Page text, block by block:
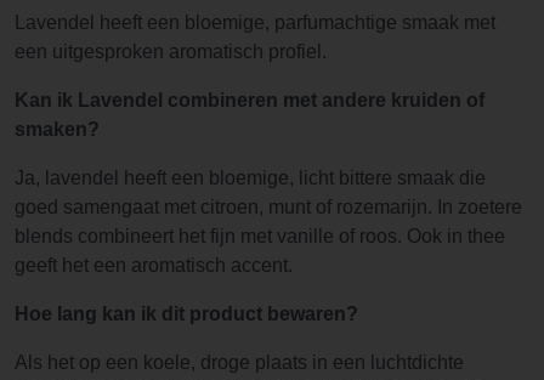
Lavendel heeft een bloemige, parfumachtige smaak met
een uitgesproken aromatisch profiel.
Kan ik Lavendel combineren met andere kruiden of
smaken?
Ja, lavendel heeft een bloemige, licht bittere smaak die
goed samengaat met citroen, munt of rozemarijn. In zoetere
blends combineert het fijn met vanille of roos. Ook in thee
geeft het een aromatisch accent.
Hoe lang kan ik dit product bewaren?
Als het op een koele, droge plaats in een luchtdichte